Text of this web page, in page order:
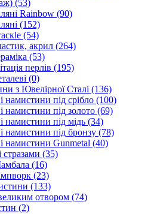
(53)
Rainbow (90)
(152)
(54)
акрил (264)
(53)
перлів (195)
(0)
з Ювелірної Сталі (136)
намистини під срібло (100)
намистини під золото (69)
намистини під мідь (34)
намистини під бронзу (78)
намистини Gunmetal (40)
стразами (35)
(16)
(23)
(133)
отвором (74)
(2)